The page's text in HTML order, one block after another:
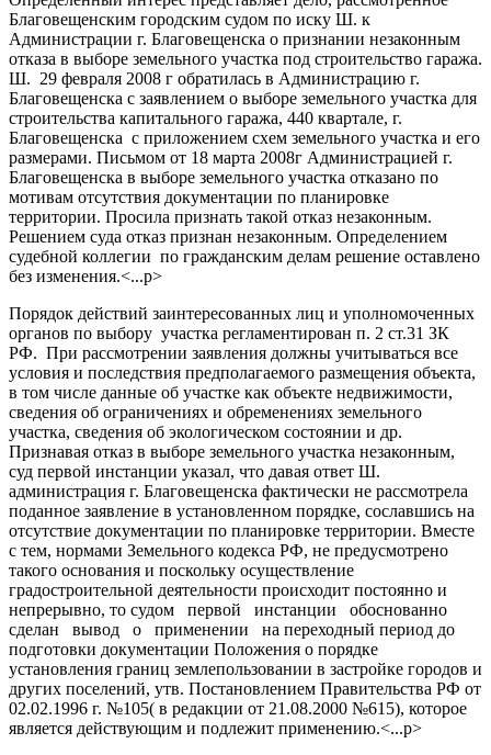
Благовещенским городским судом по иску Ш. к
Администрации г. Благовещенска о признании незаконным
отказа в выборе земельного участка под строительство гаража.
Ш. 29 февраля 2008 г обратилась в Администрацию г.
Благовещенска с заявлением о выборе земельного участка для
строительства капитального гаража, 440 квартале, г.
Благовещенска с приложением схем земельного участка и его
размерами. Письмом от 18 марта 2008г Администрацией г.
Благовещенска в выборе земельного участка отказано по
мотивам отсутствия документации по планировке
территории. Просила признать такой отказ незаконным.
Решением суда отказ признан незаконным. Определением
судебной коллегии по гражданским делам решение оставлено
без изменения.<...p>
Порядок действий заинтересованных лиц и уполномоченных
органов по выбору участка регламентирован п. 2 ст.31 ЗК
РФ. При рассмотрении заявления должны учитываться все
условия и последствия предполагаемого размещения объекта,
в том числе данные об участке как объекте недвижимости,
сведения об ограничениях и обременениях земельного
участка, сведения об экологическом состоянии и др.
Признавая отказ в выборе земельного участка незаконным,
суд первой инстанции указал, что давая ответ Ш.
администрация г. Благовещенска фактически не рассмотрела
поданное заявление в установленном порядке, сославшись на
отсутствие документации по планировке территории. Вместе
с тем, нормами Земельного кодекса РФ, не предусмотрено
такого основания и поскольку осуществление
градостроительной деятельности происходит постоянно и
непрерывно, то судом первой инстанции обоснованно
сделан вывод о применении на переходный период до
подготовки документации Положения о порядке
установления границ землепользовании в застройке городов и
других поселений, утв. Постановлением Правительства РФ от
02.02.1996 г. №105( в редакции от 21.08.2000 №615), которое
является действующим и подлежит применению.<...p>